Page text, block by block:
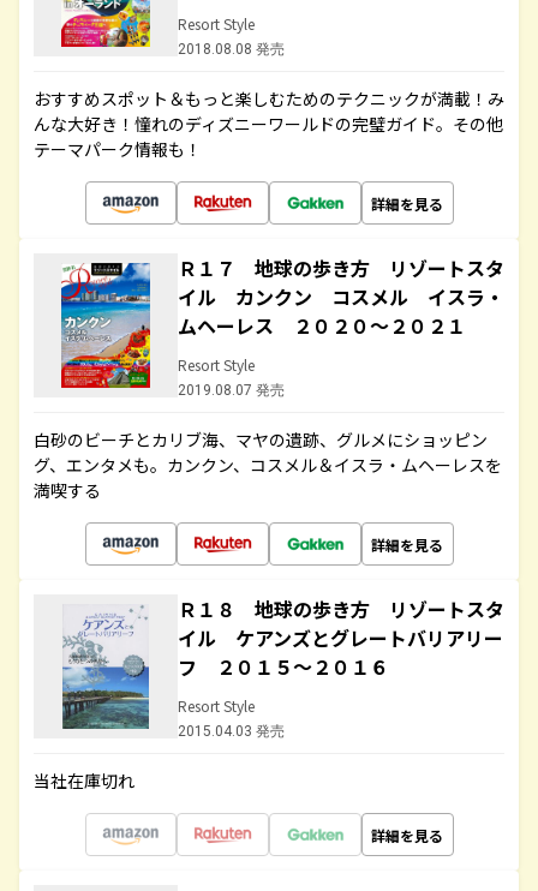
Resort Style
2018.08.08 発売
おすすめスポット＆もっと楽しむためのテクニックが満載！み
んな大好き！憧れのディズニーワールドの完璧ガイド。その他
テーマパーク情報も！
詳細を見る
Ｒ１７ 地球の歩き方 リゾートスタ
イル カンクン コスメル イスラ・
ムヘーレス ２０２０～２０２１
Resort Style
2019.08.07 発売
白砂のビーチとカリブ海、マヤの遺跡、グルメにショッピン
グ、エンタメも。カンクン、コスメル＆イスラ・ムヘーレスを
満喫する
詳細を見る
Ｒ１８ 地球の歩き方 リゾートスタ
イル ケアンズとグレートバリアリー
フ ２０１５～２０１６
Resort Style
2015.04.03 発売
当社在庫切れ
詳細を見る